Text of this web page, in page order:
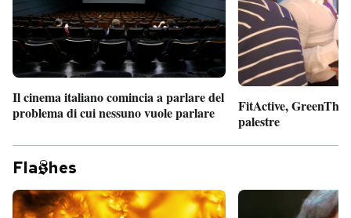
Il cinema italiano comincia a parlare del
problema di cui nessuno vuole parlare
FitActive,
palestre
Fla hes